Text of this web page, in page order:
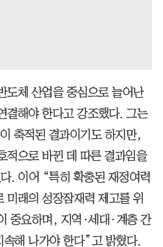
도체 산업을 중심으로 늘어난
결해야 한다고 강조했다. 그는
축적된 결과이기도 하지만,
적으로 바뀐 데 따른 결과임을
. 이어 “특히 확충된 재정여력
미래의 성장잠재력 제고를 위
중요하며, 지역·세대·계층 간
해 나가야 한다”고 밝혔다.